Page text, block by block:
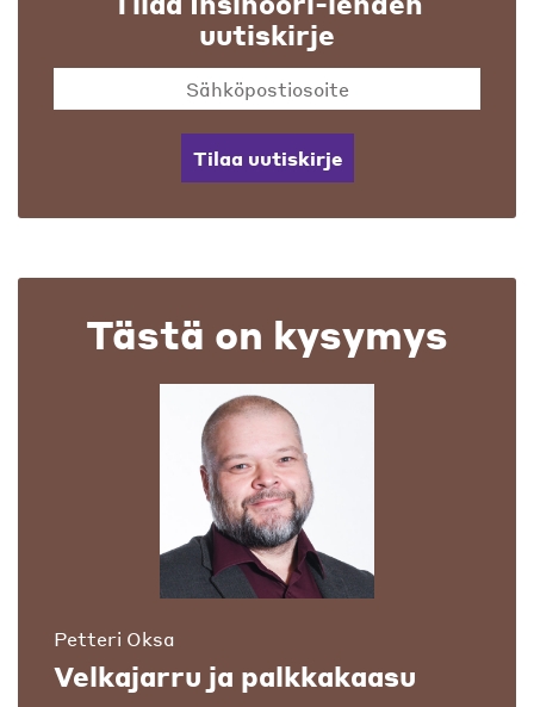
uutiskirje
Tilaa uutiskirje
Tästä on kysymys
Petteri Oksa
Velkajarru ja palkkakaasu